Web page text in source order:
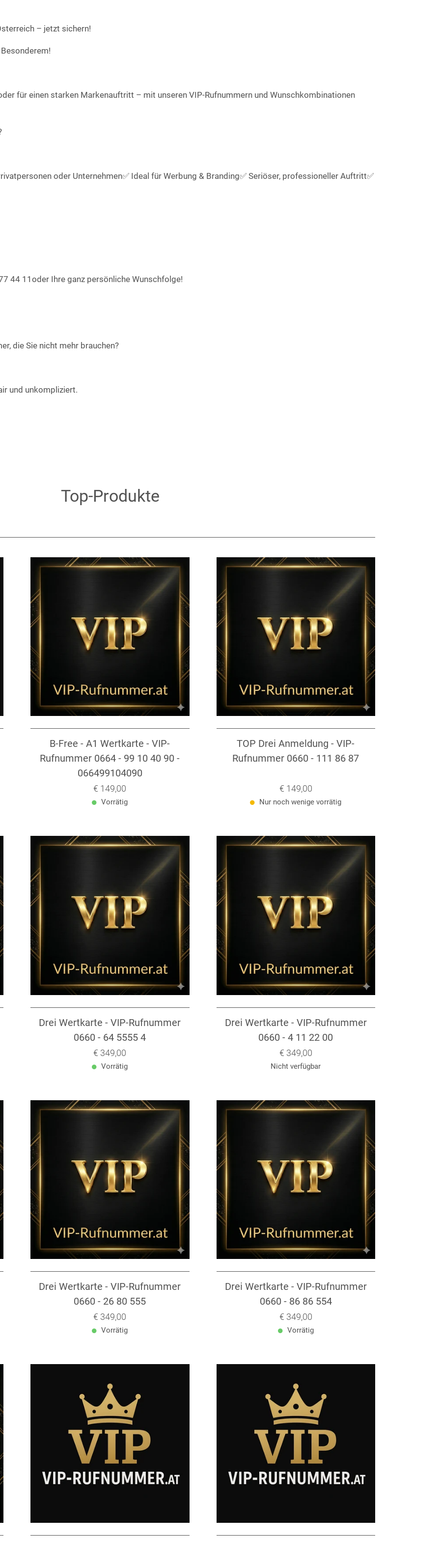
– jetzt sichern!
für einen starken Markenauftritt – mit unseren VIP-Rufnummern und Wunschkombinationen
oder Unternehmen✅ Ideal für Werbung & Branding✅ Seriöser, professioneller Auftritt✅
44 11oder Ihre ganz persönliche Wunschfolge!
die Sie nicht mehr brauchen?
und unkompliziert.
Top-Produkte
B-Free - A1 Wertkarte - VIP-
Rufnummer 0664 - 99 10 40 90 -
066499104090
Verkaufspreis: € 149,00
€ 149,00
Vorrätig
TOP Drei Anmeldung - VIP-
Rufnummer 0660 - 111 86 87
Verkaufspreis: € 149,00
€ 149,00
Nur noch wenige vorrätig
Drei Wertkarte - VIP-Rufnummer
0660 - 64 5555 4
Verkaufspreis: € 349,00
€ 349,00
Vorrätig
Drei Wertkarte - VIP-Rufnummer
0660 - 4 11 22 00
Verkaufspreis: € 349,00
€ 349,00
Nicht verfügbar
Drei Wertkarte - VIP-Rufnummer
0660 - 26 80 555
Verkaufspreis: € 349,00
€ 349,00
Vorrätig
Drei Wertkarte - VIP-Rufnummer
0660 - 86 86 554
Verkaufspreis: € 349,00
€ 349,00
Vorrätig